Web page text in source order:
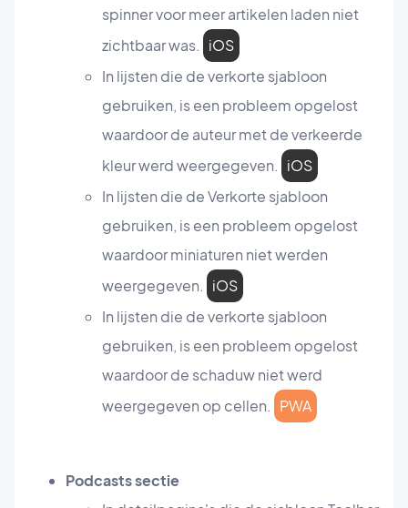
spinner voor meer artikelen laden niet
zichtbaar was. iOS
In lijsten die de verkorte sjabloon
gebruiken, is een probleem opgelost
waardoor de auteur met de verkeerde
kleur werd weergegeven. iOS
In lijsten die de Verkorte sjabloon
gebruiken, is een probleem opgelost
waardoor miniaturen niet werden
weergegeven. iOS
In lijsten die de verkorte sjabloon
gebruiken, is een probleem opgelost
waardoor de schaduw niet werd
weergegeven op cellen. PWA
Podcasts sectie